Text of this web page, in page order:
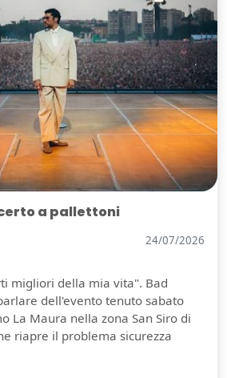
a pallettoni
24/07/2026
migliori della mia vita". Bad
dell'evento tenuto sabato
La Maura nella zona San Siro di
riapre il problema sicurezza